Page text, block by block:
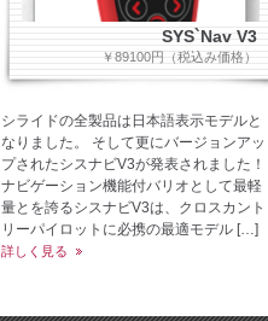
SYS`Nav V3
￥89100円（税込み価格）
シライドの全製品は日本語表示モデルと
なりました。 そして更にバージョンアッ
プされたシスナビV3が発表されました！
ナビゲーション機能付バリオとして最軽
量とを誇るシスナビV3は、クロスカント
リーパイロットに必携の最適モデル […]
詳しく見る